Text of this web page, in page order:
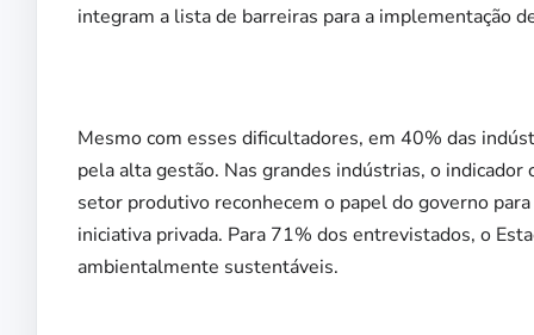
integram a lista de barreiras para a implementação
Mesmo com esses dificultadores, em 40% das
pela alta gestão. Nas grandes indústrias, o
setor produtivo reconhecem o papel do governo
iniciativa privada. Para 71% dos entrevistados, o
ambientalmente sustentáveis.